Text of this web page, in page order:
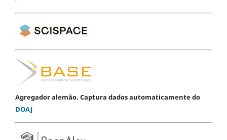
Agregador alemão. Captura dados automaticamente do
DOAJ